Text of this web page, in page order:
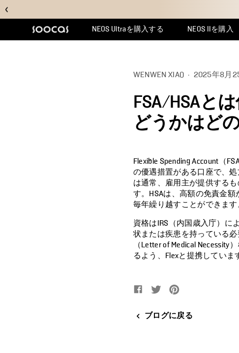
NEOS Ultraを購入する NEOS IIを購入
WENWEN XIAO · 2025年8月
FSA/HSAと
どうかはど
Flexible Spending Account（
の優遇措置がある口座で、
は通常、雇用主が提供するも
す。HSAは、高額の免責金
毎年繰り越すことができます
資格はIRS（内国歳入庁）に
状または疾患を持っている
（Letter of Medical
るよう、Flexと提携していま
Facebookでシェア
新しいウィンドウで開きま
Twitterでツイート
新しいウィンドウで
Pinterestでピンす
新しいウィンド
ブログに戻る